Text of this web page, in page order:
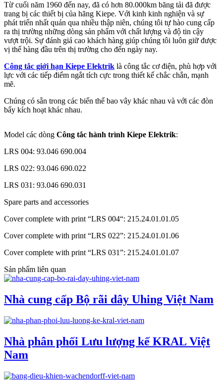
Từ cuối năm 1960 đến nay, đã có hơn 80.000km băng tải đã được
trang bị các thiết bị của hãng Kiepe. Với kinh kinh nghiện và sự
phát triển nhất quán qua nhiều thập niên, chúng tôi tự hào cung cấp
ra thị trường những dòng sản phẩm với chất lượng và độ tin cậy
vượt trội. Sự đánh giá cao khách hàng giúp chúng tôi luôn giữ được
vị thế hàng đầu trên thị trường cho đến ngày nay.
Công tắc giới hạn Kiepe Elektrik là công tắc cơ điện, phù hợp với
lực với các tiếp điểm ngắt tích cực trong thiết kế chắc chắn, mạnh
mẽ.
Chúng có sẵn trong các biến thể bao vây khác nhau và với các đòn
bẩy kích hoạt khác nhau.
Model các dòng Công tắc hành trình Kiepe Elektrik:
LRS 004: 93.046 690.004
LRS 022: 93.046 690.022
LRS 031: 93.046 690.031
Spare parts and accessories
Cover complete with print “LRS 004“: 215.24.01.01.05
Cover complete with print “LRS 022”: 215.24.01.01.06
Cover complete with print “LRS 031”: 215.24.01.01.07
Sản phẩm liên quan
Nhà cung cấp Bộ rãi dây Uhing Việt Nam
Nhà phân phối Lưu lượng kế KRAL Việt
Nam